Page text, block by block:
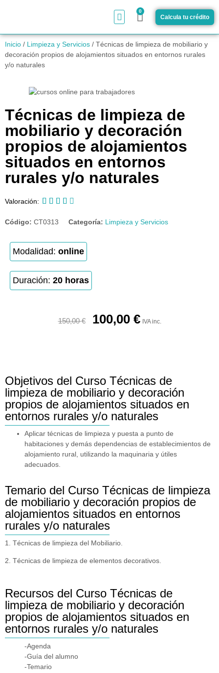
0
Calcula tu crédito
Inicio / Limpieza y Servicios / Técnicas de limpieza de mobiliario y
decoración propios de alojamientos situados en entornos rurales
y/o naturales
Técnicas de limpieza de
mobiliario y decoración
propios de alojamientos
situados en entornos
rurales y/o naturales
Valoración:     
Código: CT0313 Categoría: Limpieza y Servicios
Modalidad: online
Duración: 20 horas
150,00€ 100,00 € IVA inc.
Objetivos del Curso Técnicas de
limpieza de mobiliario y decoración
propios de alojamientos situados en
entornos rurales y/o naturales
Aplicar técnicas de limpieza y puesta a punto de
habitaciones y demás dependencias de establecimientos de
alojamiento rural, utilizando la maquinaria y útiles
adecuados.
Temario del Curso Técnicas de limpieza
de mobiliario y decoración propios de
alojamientos situados en entornos
rurales y/o naturales
1. Técnicas de limpieza del Mobiliario.
2. Técnicas de limpieza de elementos decorativos.
Recursos del Curso Técnicas de
limpieza de mobiliario y decoración
propios de alojamientos situados en
entornos rurales y/o naturales
-Agenda
-Guía del alumno
-Temario